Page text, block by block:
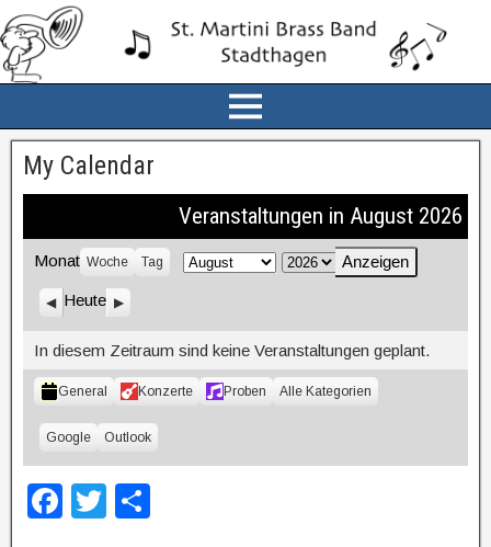
My Calendar
Veranstaltungen in August 2026
Monat Woche Tag
M
a
t
J
r
Z
r
c
k
Heute W
i
e
In diesem Zeitraum sind keine Veranstaltungen geplant.
K
e
g
o
General Konzerte Proben Alle Kategorien
E
t
r
Google
E
r
Outlook
F
T